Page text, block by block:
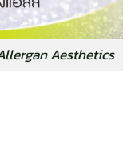
Aesthetics